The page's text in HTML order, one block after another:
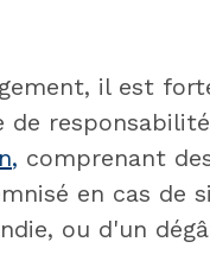
il est
de
, comprenant
en cas de
ou d'un